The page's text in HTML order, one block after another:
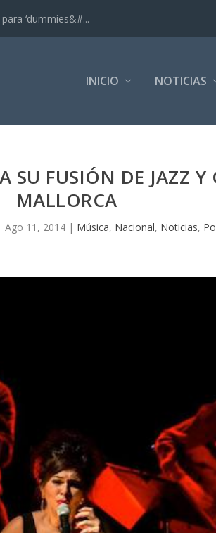
‘dummies&#...
INICIO NOTICIAS
SU FUSIÓN DE JAZZ Y
MALLORCA
Ago 11, 2014| Música, Nacional, Noticias,